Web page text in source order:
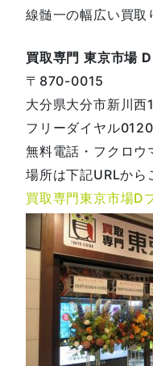
線髄一の幅広い買取
買取専門 東京市場
〒870-0015
大分県大分市新川
フリーダイヤル
無料電話・フクロ
場所は下記URLから
買取専門東京市場D